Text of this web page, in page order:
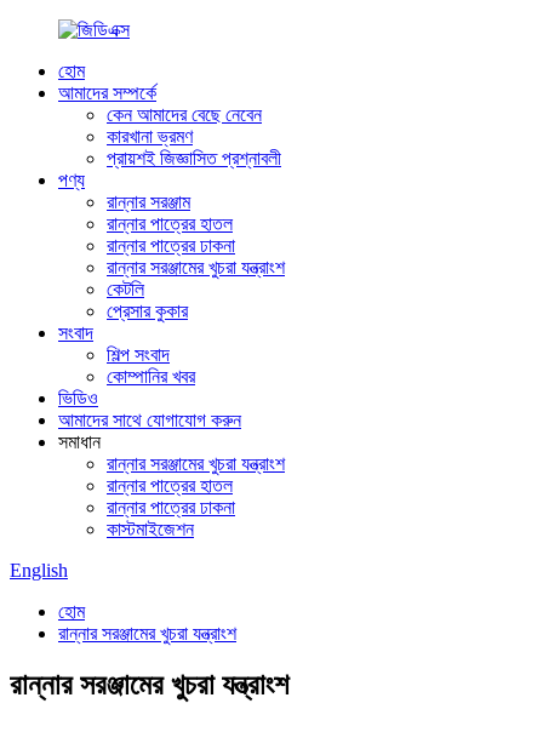
হোম
আমাদের সম্পর্কে
কেন আমাদের বেছে নেবেন
কারখানা ভ্রমণ
প্রায়শই জিজ্ঞাসিত প্রশ্নাবলী
পণ্য
রান্নার সরঞ্জাম
রান্নার পাত্রের হাতল
রান্নার পাত্রের ঢাকনা
রান্নার সরঞ্জামের খুচরা যন্ত্রাংশ
কেটলি
প্রেসার কুকার
সংবাদ
শিল্প সংবাদ
কোম্পানির খবর
ভিডিও
আমাদের সাথে যোগাযোগ করুন
সমাধান
রান্নার সরঞ্জামের খুচরা যন্ত্রাংশ
রান্নার পাত্রের হাতল
রান্নার পাত্রের ঢাকনা
কাস্টমাইজেশন
English
হোম
রান্নার সরঞ্জামের খুচরা যন্ত্রাংশ
রান্নার সরঞ্জামের খুচরা যন্ত্রাংশ